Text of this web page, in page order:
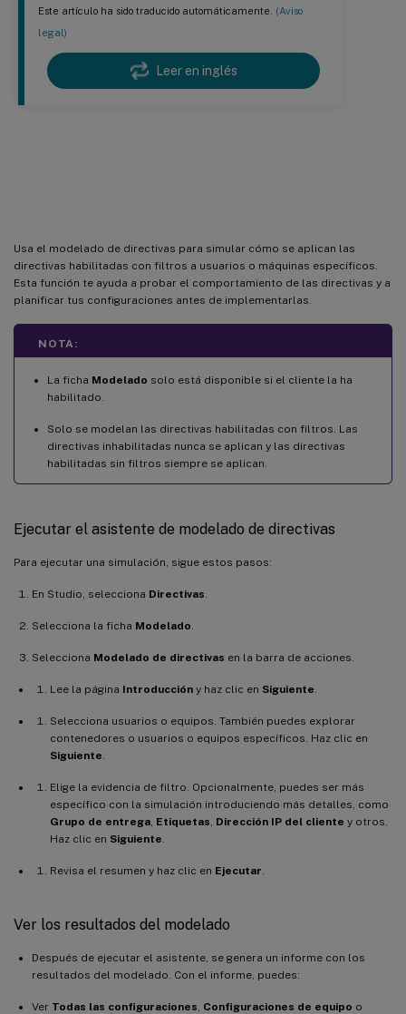
Este artículo ha sido traducido automáticamente. (Aviso
legal)
Leer en inglés
Usa el modelado de directivas para simular cómo se aplican las
directivas habilitadas con filtros a usuarios o máquinas específicos.
Esta función te ayuda a probar el comportamiento de las directivas y a
planificar tus configuraciones antes de implementarlas.
NOTA:
La ficha Modelado solo está disponible si el cliente la ha
habilitado.
Solo se modelan las directivas habilitadas con filtros. Las
directivas inhabilitadas nunca se aplican y las directivas
habilitadas sin filtros siempre se aplican.
Ejecutar el asistente de modelado de directivas
Para ejecutar una simulación, sigue estos pasos:
En Studio, selecciona Directivas
Selecciona la ficha Modelado
Selecciona Modelado de directivas en la barra de acciones.
Lee la página Introducción y haz clic en Siguiente
Selecciona usuarios o equipos. También puedes explorar
contenedores o usuarios o equipos específicos. Haz clic en
Siguiente
Elige la evidencia de filtro. Opcionalmente, puedes ser más
específico con la simulación introduciendo más detalles, como
Grupo de entrega Etiquetas Dirección IP del cliente y otros.
Haz clic en Siguiente
Revisa el resumen y haz clic en Ejecutar
Ver los resultados del modelado
Después de ejecutar el asistente, se genera un informe con los
resultados del modelado. Con el informe, puedes:
Ver Todas las configuraciones Configuraciones de equipo o